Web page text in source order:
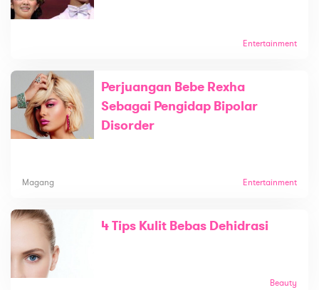
Entertainment
Perjuangan Bebe Rexha
Sebagai Pengidap Bipolar
Disorder
Magang Entertainment
4 Tips Kulit Bebas Dehidrasi
Beauty